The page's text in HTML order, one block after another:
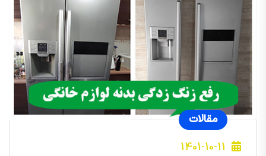
مقالات
1401-10-11